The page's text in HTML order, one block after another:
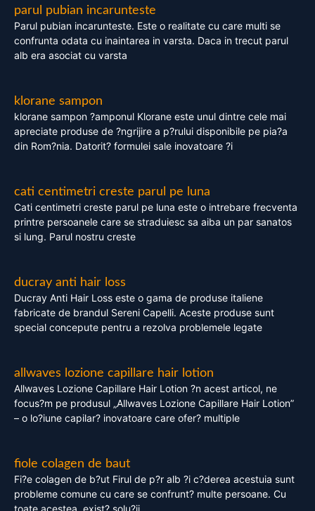
parul pubian incarunteste
Parul pubian incarunteste. Este o realitate cu care multi se
confrunta odata cu inaintarea in varsta. Daca in trecut parul
alb era asociat cu varsta
klorane sampon
klorane sampon ?amponul Klorane este unul dintre cele mai
apreciate produse de ?ngrijire a p?rului disponibile pe pia?a
din Rom?nia. Datorit? formulei sale inovatoare ?i
cati centimetri creste parul pe luna
Cati centimetri creste parul pe luna este o intrebare frecventa
printre persoanele care se straduiesc sa aiba un par sanatos
si lung. Parul nostru creste
ducray anti hair loss
Ducray Anti Hair Loss este o gama de produse italiene
fabricate de brandul Sereni Capelli. Aceste produse sunt
special concepute pentru a rezolva problemele legate
allwaves lozione capillare hair lotion
Allwaves Lozione Capillare Hair Lotion ?n acest articol, ne
focus?m pe produsul „Allwaves Lozione Capillare Hair Lotion”
– o lo?iune capilar? inovatoare care ofer? multiple
fiole colagen de baut
Fi?e colagen de b?ut Firul de p?r alb ?i c?derea acestuia sunt
probleme comune cu care se confrunt? multe persoane. Cu